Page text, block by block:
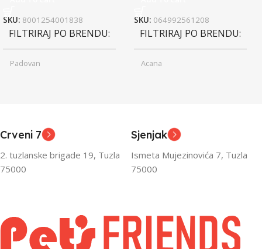
SKU: 8001254001838
FILTRIRAJ PO BRENDU
Padovan
FILTRIRAJ PO TEŽINI
1kg – 3kg
SKU: 064992561208
FILTRIRAJ PO BRENDU
Acana
FILTRIRAJ PO TEŽINI
Crveni 7
2. tuzlanske brigade 19, Tuzla
75000
Sjenjak
Ismeta Mujezinovića 7, Tuzla
75000